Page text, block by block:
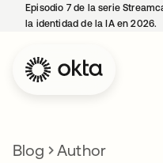
Episodio 7 de la serie
la identidad de la IA en 2026.
Blog Author